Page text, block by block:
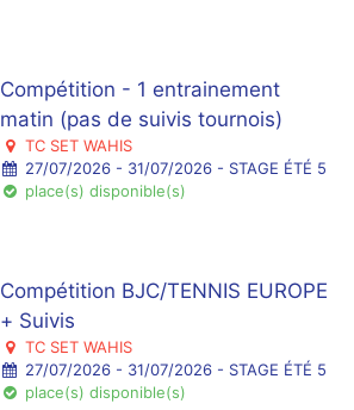
Compétition - 1 entrainement
matin (pas de suivis tournois)
TC SET WAHIS
27/07/2026 - 31/07/2026 - STAGE ÉTÉ 5
place(s) disponible(s)
Compétition BJC/TENNIS EUROPE
+ Suivis
TC SET WAHIS
27/07/2026 - 31/07/2026 - STAGE ÉTÉ 5
place(s) disponible(s)